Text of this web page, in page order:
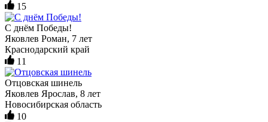
15
С днём Победы!
Яковлев Роман, 7 лет
Краснодарский край
11
Отцовская шинель
Яковлев Ярослав, 8 лет
Новосибирская область
10